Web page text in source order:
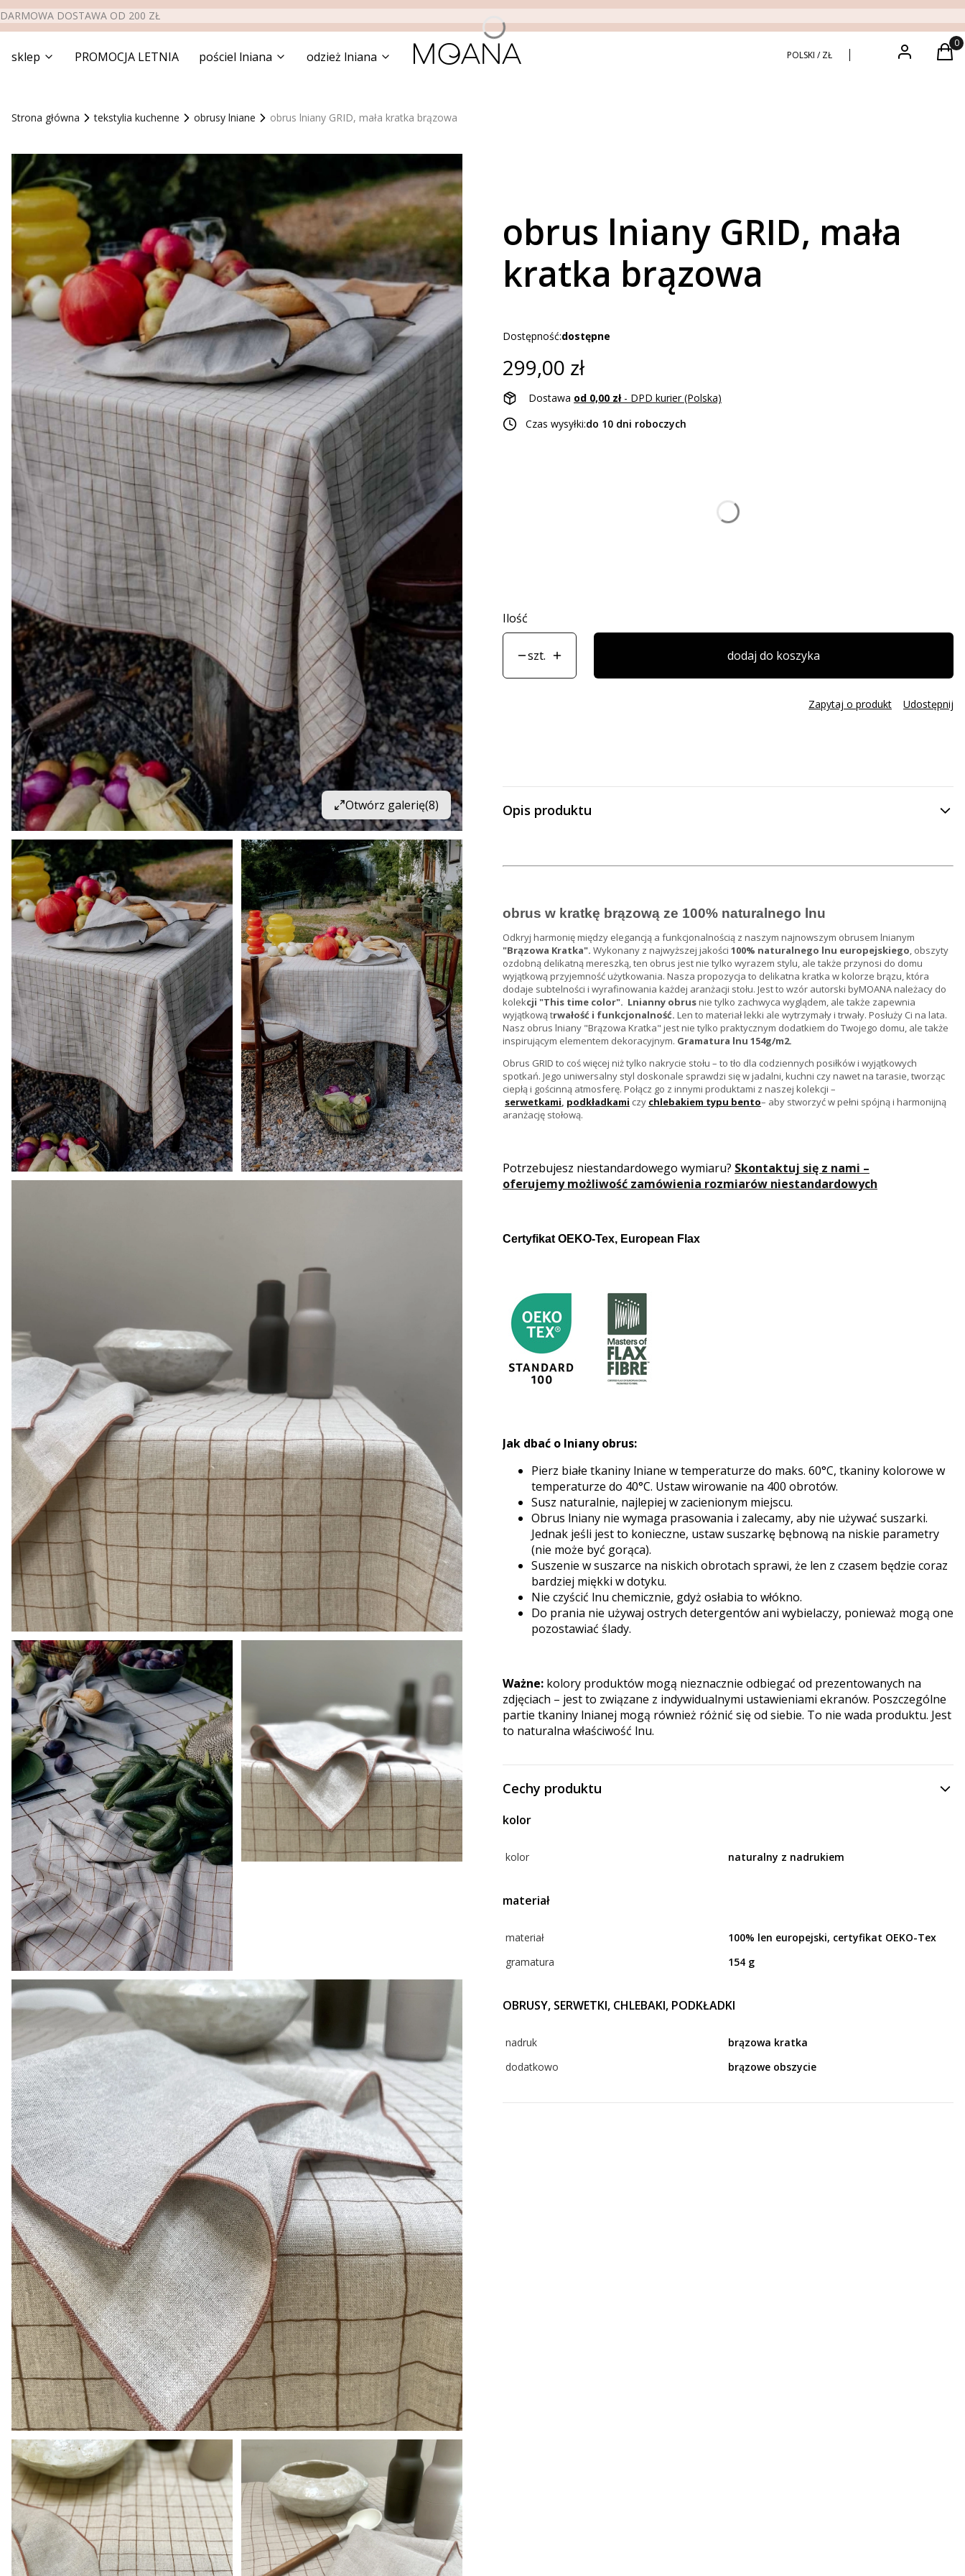
DARMOWA DOSTAWA OD 200 ZŁ
sklep PROMOCJA LETNIA pościel lniana odzież lniana POLSKI / ZŁ
Zaloguj się
Strona główna tekstylia kuchenne obrusy lniane obrus lniany GRID, mała kratka brązowa
Otwórz galerię(8)
obrus lniany GRID, mała
kratka brązowa
Dostępność:dostępne
Cena
299,00 zł
Dostawa od 0,00 zł - DPD kurier (Polska)
Czas wysyłki:do 10 dni roboczych
Ilość
szt. dodaj do koszyka
Zapytaj o produkt Udostępnij
Opis produktu
obrus w kratkę brązową ze 100% naturalnego lnu
Odkryj harmonię między elegancją a funkcjonalnością z naszym najnowszym obrusem lnianym
"Brązowa Kratka". Wykonany z najwyższej jakości 100% naturalnego lnu europejskiego, obszyty
ozdobną delikatną mereszką, ten obrus jest nie tylko wyrazem stylu, ale także przynosi do domu
wyjątkową przyjemność użytkowania. Nasza propozycja to delikatna kratka w kolorze brązu, która
dodaje subtelności i wyrafinowania każdej aranżacji stołu. Jest to wzór autorski byMOANA należacy do
kolekcji "This time color". Lnianny obrusnie tylko zachwyca wyglądem, ale także zapewnia
wyjątkową trwałość i funkcjonalność. Len to materiał lekki ale wytrzymały i trwały. Posłuży Ci na lata.
Nasz obrus lniany "Brązowa Kratka" jest nie tylko praktycznym dodatkiem do Twojego domu, ale także
inspirującym elementem dekoracyjnym. Gramatura lnu 154g/m2.
Obrus GRID to coś więcej niż tylko nakrycie stołu – to tło dla codziennych posiłków i wyjątkowych
spotkań. Jego uniwersalny styl doskonale sprawdzi się w jadalni, kuchni czy nawet na tarasie, tworząc
ciepłą i gościnną atmosferę. Połącz go z innymi produktami z naszej kolekcji –
serwetkami, podkładkami czy chlebakiem typu bento– aby stworzyć w pełni spójną i harmonijną
aranżację stołową.
Potrzebujesz niestandardowego wymiaru? Skontaktuj się z nami –
oferujemymożliwość zamówienia rozmiarów niestandardowych
Certyfikat OEKO-Tex, European Flax
Jak dbać o lniany obrus:
Pierz białe tkaniny lniane w temperaturze do maks. 60°C, tkaniny kolorowe w
temperaturze do 40°C. Ustaw wirowanie na 400 obrotów.
Susz naturalnie, najlepiej w zacienionym miejscu.
Obrus lniany nie wymaga prasowania i zalecamy, aby nie używać suszarki.
Jednak jeśli jest to konieczne, ustaw suszarkę bębnową na niskie parametry
(nie może być gorąca).
Suszenie w suszarce na niskich obrotach sprawi, że len z czasem będzie coraz
bardziej miękki w dotyku.
Nie czyścić lnu chemicznie, gdyż osłabia to włókno.
Do prania nie używaj ostrych detergentów ani wybielaczy, ponieważ mogą one
pozostawiać ślady.
Ważne: kolory produktów mogą nieznacznie odbiegać od prezentowanych na
zdjęciach – jest to związane z indywidualnymi ustawieniami ekranów. Poszczególne
partie tkaniny lnianej mogą również różnić się od siebie. To nie wada produktu. Jest
to naturalna właściwość lnu.
Cechy produktu
kolor
kolor naturalny z nadrukiem
materiał
materiał
100% len europejski, certyfikat OEKO-Tex
gramatura
154 g
OBRUSY, SERWETKI, CHLEBAKI, PODKŁADKI
nadruk
brązowa kratka
dodatkowo
brązowe obszycie